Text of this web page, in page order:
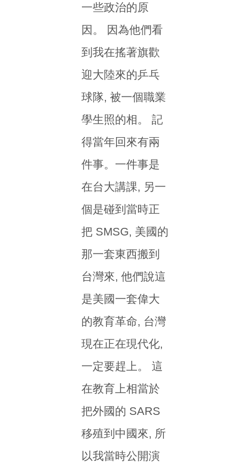
一些政治的原
因。 因為他們看
到我在搖著旗歡
迎大陸來的乒乓
球隊, 被一個職業
學生照的相。 記
得當年回來有兩
件事。一件事是
在台大講課, 另一
個是碰到當時正
把 SMSG, 美國的
那一套東西搬到
台灣來, 他們說這
是美國一套偉大
的教育革命, 台灣
現在正在現代化,
一定要趕上。 這
在教育上相當於
把外國的 SARS
移殖到中國來, 所
以我當時公開演